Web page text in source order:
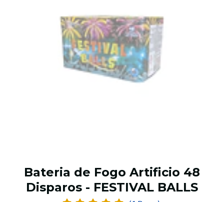
Bateria de Fogo Artificio 48
Disparos - FESTIVAL BALLS